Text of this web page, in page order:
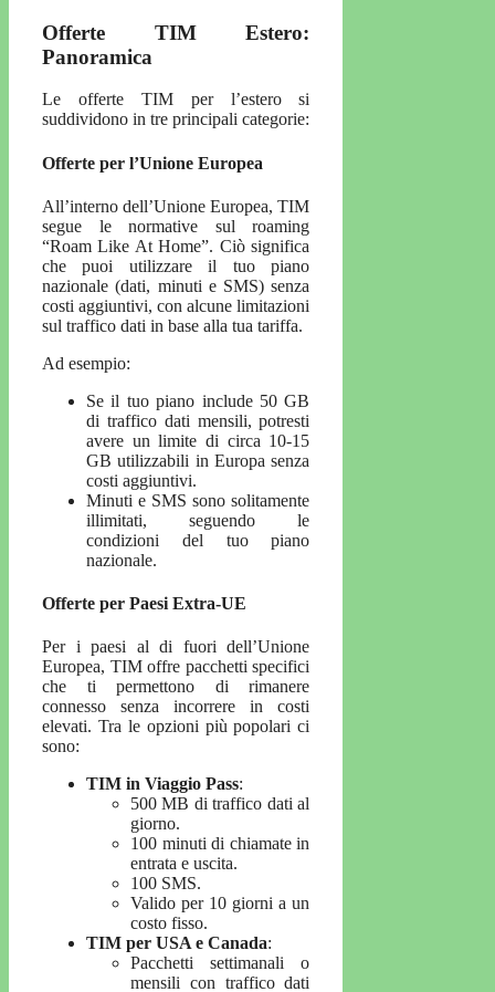
Offerte TIM Estero:
Panoramica
Le offerte TIM per l’estero si
suddividono in tre principali categorie:
Offerte per l’Unione Europea
All’interno dell’Unione Europea, TIM
segue le normative sul roaming
“Roam Like At Home”. Ciò significa
che puoi utilizzare il tuo piano
nazionale (dati, minuti e SMS) senza
costi aggiuntivi, con alcune limitazioni
sul traffico dati in base alla tua tariffa.
Ad esempio:
Se il tuo piano include 50 GB
di traffico dati mensili, potresti
avere un limite di circa 10-15
GB utilizzabili in Europa senza
costi aggiuntivi.
Minuti e SMS sono solitamente
illimitati, seguendo le
condizioni del tuo piano
nazionale.
Offerte per Paesi Extra-UE
Per i paesi al di fuori dell’Unione
Europea, TIM offre pacchetti specifici
che ti permettono di rimanere
connesso senza incorrere in costi
elevati. Tra le opzioni più popolari ci
sono:
TIM in Viaggio Pass:
500 MB di traffico dati al
giorno.
100 minuti di chiamate in
entrata e uscita.
100 SMS.
Valido per 10 giorni a un
costo fisso.
TIM per USA e Canada:
Pacchetti settimanali o
mensili con traffico dati